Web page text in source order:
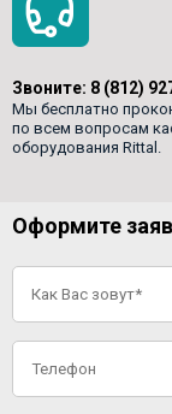
Звоните: 8 (812)
Мы бесплатно
по всем вопросам
оборудования Rittal.
Оформите